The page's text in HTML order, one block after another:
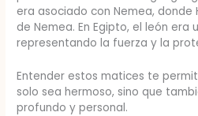
era asociado con Nemea, donde
de Nemea. En Egipto, el león era
representando la fuerza y la
Entender estos matices te
solo sea hermoso, sino que
profundo y personal.